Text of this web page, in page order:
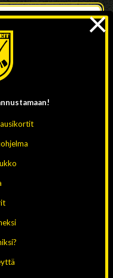
ja toteutus:
×